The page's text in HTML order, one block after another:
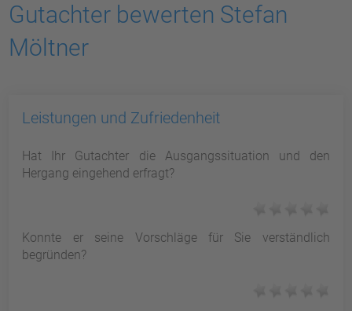
Gutachter bewerten Stefan
Möltner
Leistungen und Zufriedenheit
Hat Ihr Gutachter die Ausgangssituation und den
Hergang eingehend erfragt?
Konnte er seine Vorschläge für Sie verständlich
begründen?